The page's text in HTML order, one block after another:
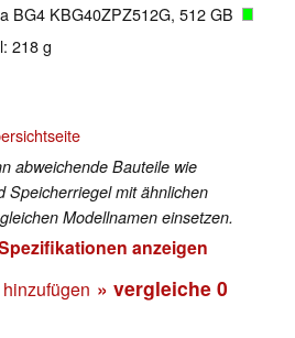
BG4 KBG40ZPZ512G, 512 GB
218 g
abweichende Bauteile wie
Speicherriegel mit ähnlichen
Modellnamen einsetzen.
anzeigen
» vergleiche 0